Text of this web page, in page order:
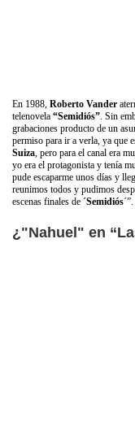
En 1988, Roberto Vander
telenovela “Semidiós”. Sin
grabaciones producto de un
permiso para ir a verla, ya que
Suiza, pero para el canal era
yo era el protagonista y tenía
pude escaparme unos días y
reunimos todos y pudimos
escenas finales de ´Semidiós´”.
¿"Nahuel" en